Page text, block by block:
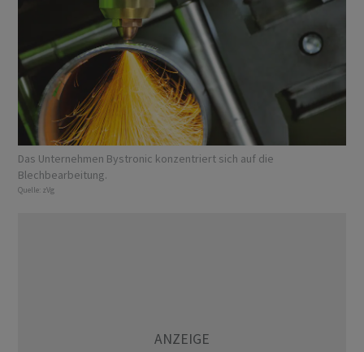
Das Unternehmen Bystronic konzentriert sich auf die
Blechbearbeitung.
Quelle: zVg